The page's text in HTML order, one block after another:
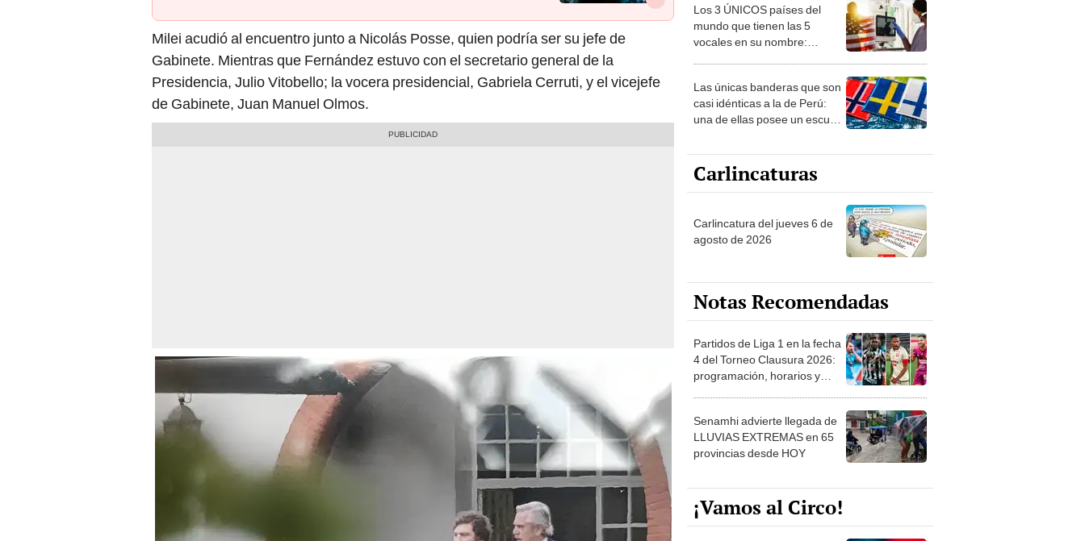
Milei acudió al encuentro junto a Nicolás Posse, quien podría ser su jefe de
Gabinete. Mientras que Fernández estuvo con el secretario general de la
Presidencia, Julio Vitobello; la vocera presidencial, Gabriela Cerruti, y el vicejefe
de Gabinete, Juan Manuel Olmos.
Los 3 ÚNICOS países del
mundo que tienen las 5
vocales en su nombre:
Las únicas banderas que son
casi idénticas a la de Perú:
una de ellas posee un escudo
Carlincaturas
Carlincatura del jueves 6 de
agosto de 2026
Notas Recomendadas
Partidos de Liga 1 en la fecha
4 del Torneo Clausura 2026:
programación, horarios y
Senamhi advierte llegada de
LLUVIAS EXTREMAS en 65
provincias desde HOY
¡Vamos al Circo!